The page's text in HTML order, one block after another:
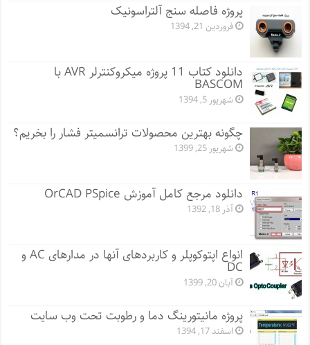
پروژه فاصله سنج آلتراسونیک
فروردین 21, 1394
دانلود کتاب 11 پروژه میکروکنترلر AVR با
BASCOM
شهریور 5, 1394
چگونه بهترین محصولات ترانسمیتر فشار را بخریم؟
شهریور 25, 1399
دانلود مرجع کامل آموزش OrCAD PSpice
آذر 18, 1392
انواع اپتوکوپلر و کاربردهای آنها در مدارهای AC و
DC
آبان 20, 1399
پروژه مانيتورينگ دما و رطوبت تحت وب سایت
اسفند 17, 1394